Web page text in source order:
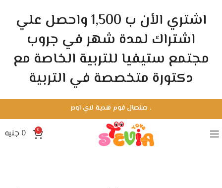
. صلصال فوم هدية لاي اودر
0
0 جنيه
اشتري الأن ب 1,500 واحصل علي
اشتراك لمدة شهر في جروب
مجتمع ستيفيا للتربية الخاصة مع
دكتورة متخصصة في التربية